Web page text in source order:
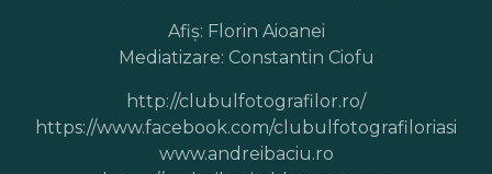
Afiș: Florin Aioanei
Mediatizare: Constantin Ciofu
http://clubulfotografilor.ro/
https://www.facebook.com/clubulfotografiloriasi
www.andreibaciu.ro